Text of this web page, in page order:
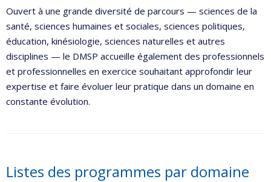
Ouvert à une grande diversité de parcours — sciences de la
santé, sciences humaines et sociales, sciences politiques,
éducation, kinésiologie, sciences naturelles et autres
disciplines — le DMSP accueille également des professionnels
et professionnelles en exercice souhaitant approfondir leur
expertise et faire évoluer leur pratique dans un domaine en
constante évolution.
Listes des programmes par domaine